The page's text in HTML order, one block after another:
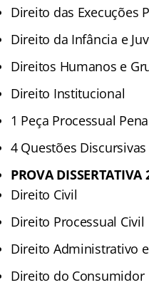
Direito das Execuções
Direito da Infância e
Direitos Humanos e
Direito Institucional
1 Peça Processual
4 Questões Discursivas
PROVA DISSERTATIVA
Direito Civil
Direito Processual Civil
Direito Administrativo
Direito do Consumidor